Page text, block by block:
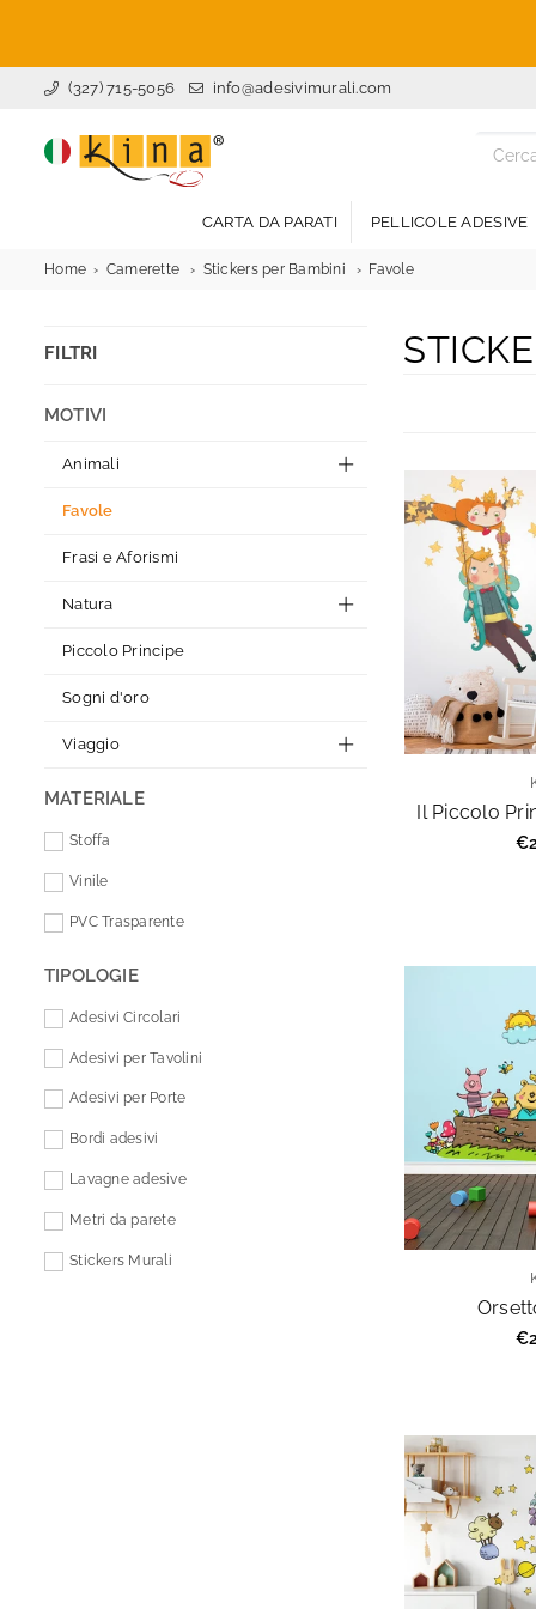
(327) 715-5056 info@adesivimurali.com
CARTA DA PARATI PELLICOLE ADESIVE
Home Camerette Stickers per Bambini Favole
Il Piccolo
FILTRI
MOTIVI
Animali
Favole
Frasi e Aforismi
Natura
Piccolo Principe
Sogni d'oro
Viaggio
MATERIALE
Stoffa
Vinile
PVC Trasparente
TIPOLOGIE
Adesivi Circolari
Adesivi per Tavolini
Adesivi per Porte
Bordi adesivi
Lavagne adesive
Metri da parete
Stickers Murali